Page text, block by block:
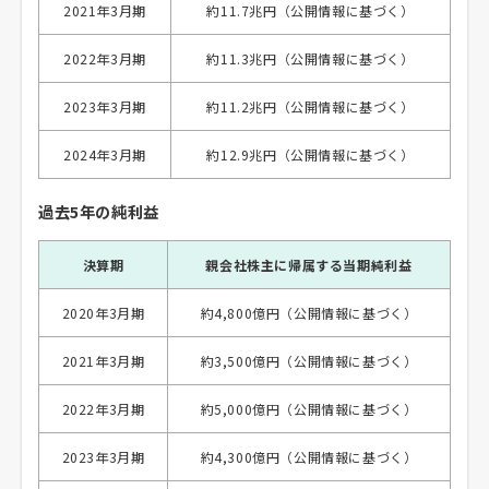
2021年3月期 約11.7兆円（公開情報に基づく）
2022年3月期 約11.3兆円（公開情報に基づく）
2023年3月期 約11.2兆円（公開情報に基づく）
2024年3月期 約12.9兆円（公開情報に基づく）
過去5年の純利益
決算期 親会社株主に帰属する当期純利益
2020年3月期 約4,800億円（公開情報に基づく）
2021年3月期 約3,500億円（公開情報に基づく）
2022年3月期 約5,000億円（公開情報に基づく）
2023年3月期 約4,300億円（公開情報に基づく）